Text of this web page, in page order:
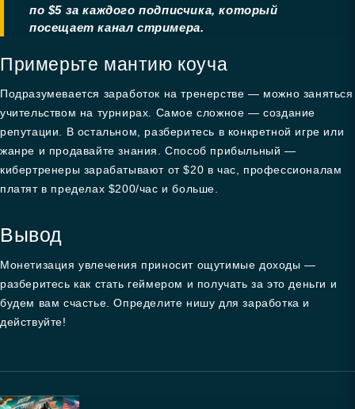
по $5 за каждого подписчика, который
посещает канал стримера.
Примерьте мантию коуча
Подразумевается заработок на тренерстве — можно заняться
учительством на турнирах. Самое сложное — создание
репутации. В остальном, разберитесь в конкретной игре или
жанре и продавайте знания. Способ прибыльный —
кибертренеры зарабатывают от $20 в час, профессионалам
платят в пределах $200/час и больше.
Вывод
Монетизация увлечения приносит ощутимые доходы —
разберитесь как стать геймером и получать за это деньги и
будем вам счастье. Определите нишу для заработка и
действуйте!